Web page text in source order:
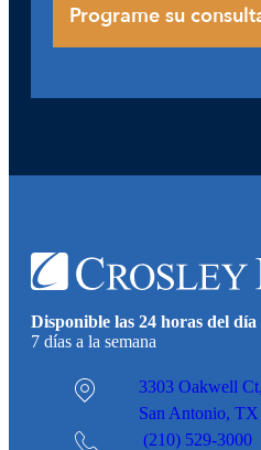
Disponible las 24 horas del día
7 días a la semana
3303 Oakwell Ct,
San Antonio,
(210) 529-3000